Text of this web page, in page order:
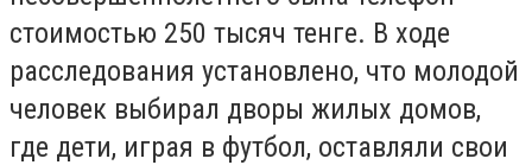
стоимостью 250 тысяч тенге. В ходе
расследования установлено, что молодой
человек выбирал дворы жилых домов,
где дети, играя в футбол, оставляли свои